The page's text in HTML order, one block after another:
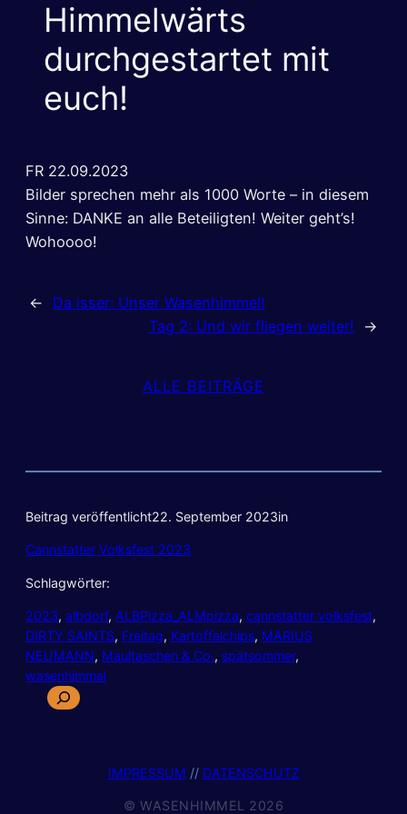
Himmelwärts
durchgestartet mit
euch!
FR 22.09.2023
Bilder sprechen mehr als 1000 Worte – in diesem
Sinne: DANKE an alle Beteiligten! Weiter geht’s!
Wohoooo!
←
Da isser: Unser Wasenhimmel!
Tag 2: Und wir fliegen weiter!
→
ALLE BEITRÄGE
Beitrag veröffentlicht22. September 2023in
Cannstatter Volksfest 2023
Schlagwörter:
2023, albdorf, ALBPizza_ALMpizza, cannstatter volksfest
DIRTY SAINTS, Freitag, Kartoffelchips, MARIUS
NEUMANN, Maultaschen & Co., spätsommer
wasenhimmel
S
IMPRESSUM // DATENSCHUTZ
© WASENHIMMEL 2026